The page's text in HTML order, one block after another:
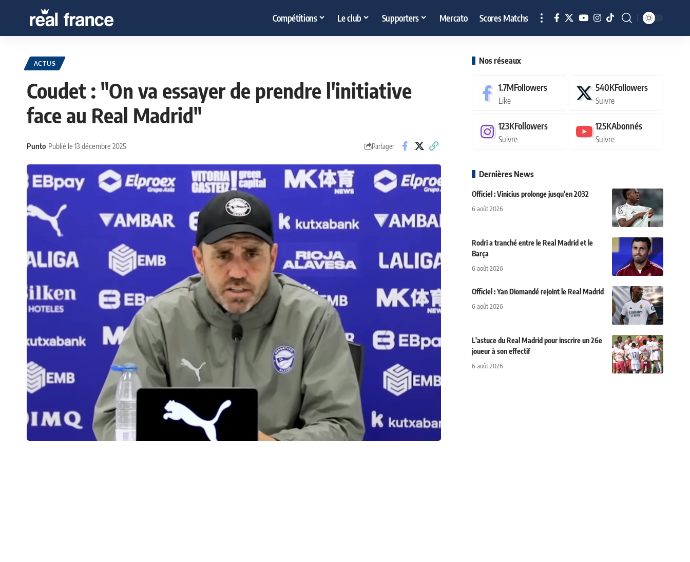
Compétitions Le club Supporters Mercato Scores Matchs
ACTUS
Coudet : "On va essayer de prendre l'initiative
face au Real Madrid"
Punto Publié le 13 décembre 2025 Partager
Nos réseaux
1.7MFollowers
Like
540KFollowers
Suivre
123KFollowers
Suivre
125KAbonnés
Suivre
Dernières News
Officiel : Vinicius prolonge jusqu'en 2032
6 août 2026
Rodri a tranché entre le Real Madrid et le
Barça
6 août 2026
Officiel : Yan Diomandé rejoint le Real Madrid
6 août 2026
L'astuce du Real Madrid pour inscrire un 26e
joueur à son effectif
6 août 2026